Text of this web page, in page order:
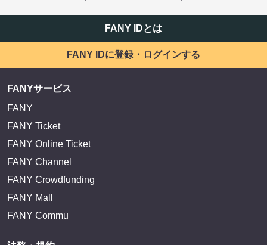
FANY IDとは
FANY IDに登録・ログインする
FANYサービス
FANY
FANY Ticket
FANY Online Ticket
FANY Channel
FANY Crowdfunding
FANY Mall
FANY Commu